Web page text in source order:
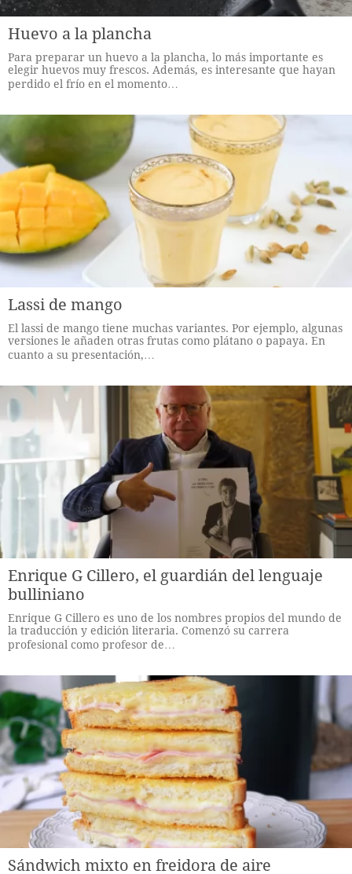
Huevo a la plancha
Para preparar un huevo a la plancha, lo más importante es
elegir huevos muy frescos. Además, es interesante que hayan
perdido el frío en el momento…
Lassi de mango
El lassi de mango tiene muchas variantes. Por ejemplo, algunas
versiones le añaden otras frutas como plátano o papaya. En
cuanto a su presentación,…
Enrique G Cillero, el guardián del lenguaje
bulliniano
Enrique G Cillero es uno de los nombres propios del mundo de
la traducción y edición literaria. Comenzó su carrera
profesional como profesor de…
Sándwich mixto en freidora de aire